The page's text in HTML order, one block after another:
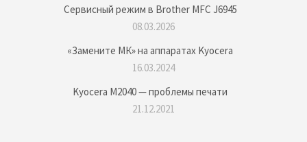
Сервисный режим в Brother MFC J6945
08.03.2026
«Замените МК» на аппаратах Kyocera
16.03.2024
Kyocera M2040 — проблемы печати
21.12.2021